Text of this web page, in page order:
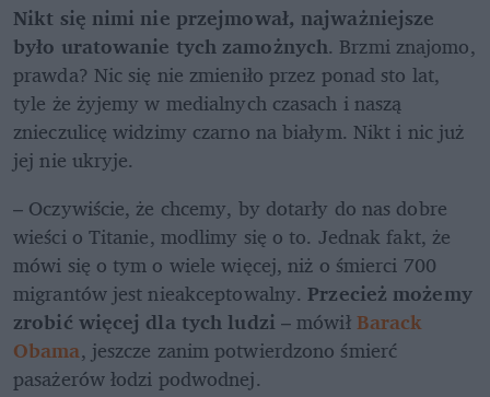
Nikt się nimi nie przejmował, najważniejsze
było uratowanie tych zamożnych. Brzmi znajomo,
prawda? Nic się nie zmieniło przez ponad sto lat,
tyle że żyjemy w medialnych czasach i naszą
znieczulicę widzimy czarno na białym. Nikt i nic już
jej nie ukryje.
– Oczywiście, że chcemy, by dotarły do nas dobre
wieści o Titanie, modlimy się o to. Jednak fakt, że
mówi się o tym o wiele więcej, niż o śmierci 700
migrantów jest nieakceptowalny. Przecież możemy
zrobić więcej dla tych ludzi – mówił Barack
Obama, jeszcze zanim potwierdzono śmierć
pasażerów łodzi podwodnej.